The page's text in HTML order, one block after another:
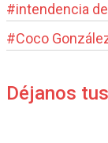
#intendencia
#Coco
Déjanos